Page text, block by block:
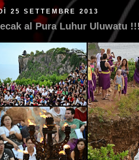
25 SETTEMBRE 2013
al Pura Luhur Uluwatu